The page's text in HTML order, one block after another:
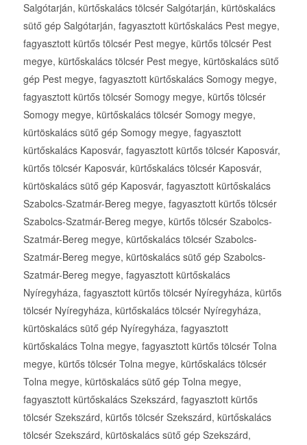
Salgótarján, kürtőskalács tölcsér Salgótarján, kürtöskalács
sütő gép Salgótarján, fagyasztott kürtőskalács Pest megye,
fagyasztott kürtős tölcsér Pest megye, kürtős tölcsér Pest
megye, kürtőskalács tölcsér Pest megye, kürtöskalács sütő
gép Pest megye, fagyasztott kürtőskalács Somogy megye,
fagyasztott kürtős tölcsér Somogy megye, kürtős tölcsér
Somogy megye, kürtőskalács tölcsér Somogy megye,
kürtöskalács sütő gép Somogy megye, fagyasztott
kürtőskalács Kaposvár, fagyasztott kürtős tölcsér Kaposvár,
kürtős tölcsér Kaposvár, kürtőskalács tölcsér Kaposvár,
kürtöskalács sütő gép Kaposvár, fagyasztott kürtőskalács
Szabolcs-Szatmár-Bereg megye, fagyasztott kürtős tölcsér
Szabolcs-Szatmár-Bereg megye, kürtős tölcsér Szabolcs-
Szatmár-Bereg megye, kürtőskalács tölcsér Szabolcs-
Szatmár-Bereg megye, kürtöskalács sütő gép Szabolcs-
Szatmár-Bereg megye, fagyasztott kürtőskalács
Nyíregyháza, fagyasztott kürtős tölcsér Nyíregyháza, kürtős
tölcsér Nyíregyháza, kürtőskalács tölcsér Nyíregyháza,
kürtöskalács sütő gép Nyíregyháza, fagyasztott
kürtőskalács Tolna megye, fagyasztott kürtős tölcsér Tolna
megye, kürtős tölcsér Tolna megye, kürtőskalács tölcsér
Tolna megye, kürtöskalács sütő gép Tolna megye,
fagyasztott kürtőskalács Szekszárd, fagyasztott kürtős
tölcsér Szekszárd, kürtős tölcsér Szekszárd, kürtőskalács
tölcsér Szekszárd, kürtöskalács sütő gép Szekszárd,